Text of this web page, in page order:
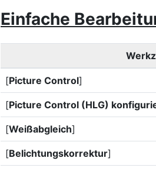
Einfache
[Picture Control]
[Picture Control (HLG)
[Weißabgleich]
[Belichtungskorrektur]